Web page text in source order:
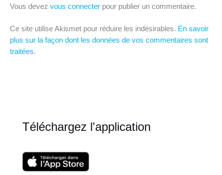
Vous devez vous connecter pour publier un commentaire.
Ce site utilise Akismet pour réduire les indésirables. En savoir
plus sur la façon dont les données de vos commentaires sont
traitées.
Téléchargez l'application